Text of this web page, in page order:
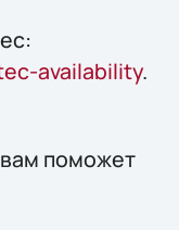
availability.
поможет